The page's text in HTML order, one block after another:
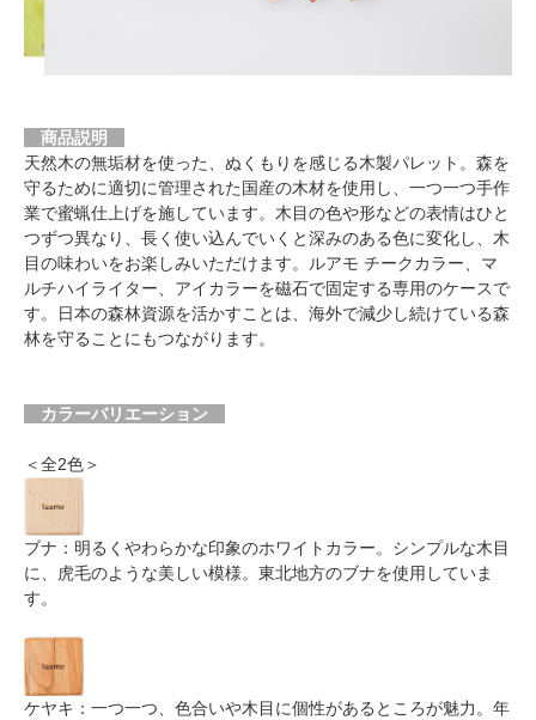
商品説明
天然木の無垢材を使った、ぬくもりを感じる木製パレット。森を
守るために適切に管理された国産の木材を使用し、一つ一つ手作
業で蜜蝋仕上げを施しています。木目の色や形などの表情はひと
つずつ異なり、長く使い込んでいくと深みのある色に変化し、木
目の味わいをお楽しみいただけます。ルアモ チークカラー、マ
ルチハイライター、アイカラーを磁石で固定する専用のケースで
す。日本の森林資源を活かすことは、海外で減少し続けている森
林を守ることにもつながります。
カラーバリエーション
＜全2色＞
ブナ：明るくやわらかな印象のホワイトカラー。シンプルな木目
に、虎毛のような美しい模様。東北地方のブナを使用していま
す。
ケヤキ：一つ一つ、色合いや木目に個性があるところが魅力。年